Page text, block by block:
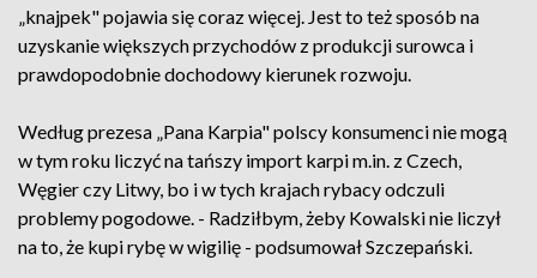
„knajpek" pojawia się coraz więcej. Jest to też sposób na
uzyskanie większych przychodów z produkcji surowca i
prawdopodobnie dochodowy kierunek rozwoju.
Według prezesa „Pana Karpia" polscy konsumenci nie mogą
w tym roku liczyć na tańszy import karpi m.in. z Czech,
Węgier czy Litwy, bo i w tych krajach rybacy odczuli
problemy pogodowe. - Radziłbym, żeby Kowalski nie liczył
na to, że kupi rybę w wigilię - podsumował Szczepański.